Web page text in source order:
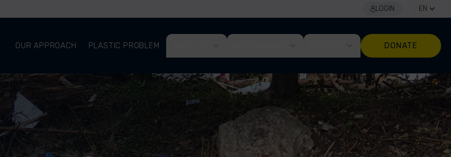
LOGIN EN
OUR APPROACH
PLASTIC PROBLEM DONATE